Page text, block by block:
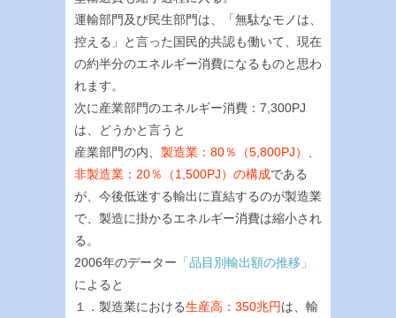
運輸部門及び民生部門は、「無駄なモノは、
控える」と言った国民的共認も働いて、現在
の約半分のエネルギー消費になるものと思わ
れます。
次に産業部門のエネルギー消費：7,300PJ
は、どうかと言うと
産業部門の内、 製造業：80％（5,800PJ）、
非製造業：20％（1,500PJ）の構成である
が、今後低迷する輸出に直結するのが製造業
で、製造に掛かるエネルギー消費は縮小され
る。
2006年のデーター 「品目別輸出額の推移」
によると
１．製造業における生産高：350兆円は、輸